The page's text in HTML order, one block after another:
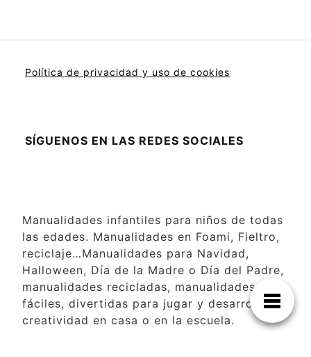
Política de privacidad y uso de cookies
SÍGUENOS EN LAS REDES SOCIALES
Manualidades infantiles para niños de todas
las edades. Manualidades en Foami, Fieltro,
reciclaje…Manualidades para Navidad,
Halloween, Día de la Madre o Día del Padre,
manualidades recicladas, manualidades
fáciles, divertidas para jugar y desarrollar la
creatividad en casa o en la escuela.